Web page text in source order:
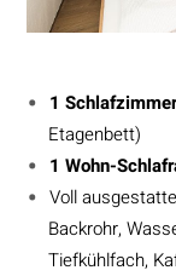
1
Etagenbett)
1 Wohn-
Voll
Backrohr,
Tiefkühlfach,